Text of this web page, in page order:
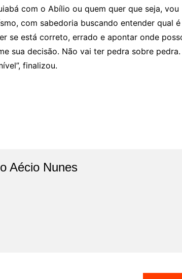
com o Abílio ou quem quer que seja, vou
com sabedoria buscando entender qual é
se está correto, errado e apontar onde
sua decisão. Não vai ter pedra sobre pedra.
finalizou.
Aécio Nunes